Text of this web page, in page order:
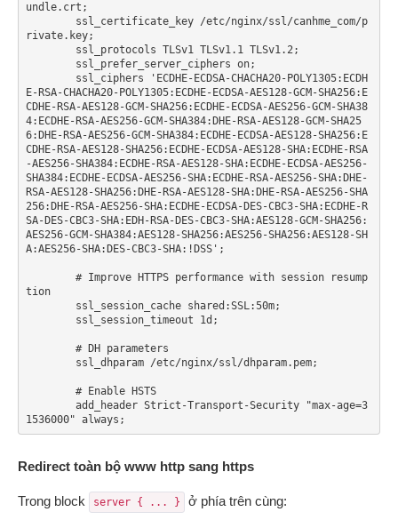
undle.crt;
rivate.key;
E-RSA-CHACHA20-POLY1305:ECDHE-ECDSA-AES128-GCM-SHA256:E
CDHE-RSA-AES128-GCM-SHA256:ECDHE-ECDSA-AES256-GCM-SHA38
4:ECDHE-RSA-AES256-GCM-SHA384:DHE-RSA-AES128-GCM-SHA25
6:DHE-RSA-AES256-GCM-SHA384:ECDHE-ECDSA-AES128-SHA256:E
CDHE-RSA-AES128-SHA256:ECDHE-ECDSA-AES128-SHA:ECDHE-RSA
-AES256-SHA384:ECDHE-RSA-AES128-SHA:ECDHE-ECDSA-AES256-
SHA384:ECDHE-ECDSA-AES256-SHA:ECDHE-RSA-AES256-SHA:DHE-
RSA-AES128-SHA256:DHE-RSA-AES128-SHA:DHE-RSA-AES256-SHA
256:DHE-RSA-AES256-SHA:ECDHE-ECDSA-DES-CBC3-SHA:ECDHE-R
SA-DES-CBC3-SHA:EDH-RSA-DES-CBC3-SHA:AES128-GCM-SHA256:
AES256-GCM-SHA384:AES128-SHA256:AES256-SHA256:AES128-SH
A:AES256-SHA:DES-CBC3-SHA:!DSS';
tion
Redirect toàn bộ www http sang https
Trong block server { ... } ở phía trên cùng: